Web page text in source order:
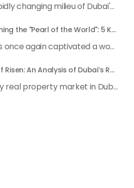
In the rapidly changing milieu of Dubai's real estate sector, the year 2026 has triggered a substantial change in baggage handling practices. We have progressed beyond time when asset handling is simply a matter of "repairing leaks" or "accumulating bills". Currently, prudent businesses, builders and residents expect a more enhanced priority: preventive money governance.
Transforming the "Pearl of the World": 5 Key Projects Shaping Dubai's Future in 2026
Dubai has once again captivated a worldwide target audience with several groundbreaking mega-works that redefine the boundaries of engineering, sustainability and urban living. As we progress to May 2026, these ventures are evolving from bold ideas into concrete realities, cementing Dubai’s role as a worldwide leader in innovation and smart metropolitan development. From the depths of the ocean to the heights of the skyline, here's a complete examination of 5 massive projects that could currently make the emirate work again.
45 Days of Risen: An Analysis of Dubai’s Remarkable Growth in Ultra-Luxury Real Estate
The luxury real property market in Dubai is experiencing a remarkable upward push, strengthening its position as the leading worldwide hub for high-internet value investors. By the end of April 2026, the market has proven formidable resilience and growth, fueled by a blend of world-class infrastructure, strategic financial policies and a remarkable way of life worldwide Presented below is a complete analysis of the contemporary state of the ultra-luxury sector in Dubai, and the number one factors contributing to this historic momentum.